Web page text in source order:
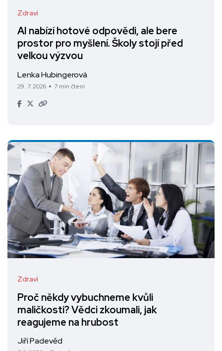
Zdraví
AI nabízí hotové odpovědi, ale bere
prostor pro myšlení. Školy stojí před
velkou výzvou
Lenka Hubingerová
29. 7. 2026 7 min čtení
Zdraví
Proč někdy vybuchneme kvůli
maličkosti? Vědci zkoumali, jak
reagujeme na hrubost
Jiří Padevěd